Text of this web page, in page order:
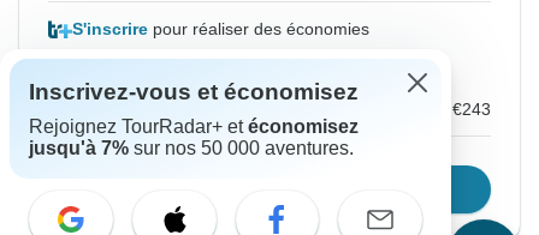
S'inscrire pour réaliser des économies
€243
Inscrivez-vous et économisez
Rejoignez TourRadar+ etéconomisez
jusqu'à 7% sur nos 50 000 aventures.